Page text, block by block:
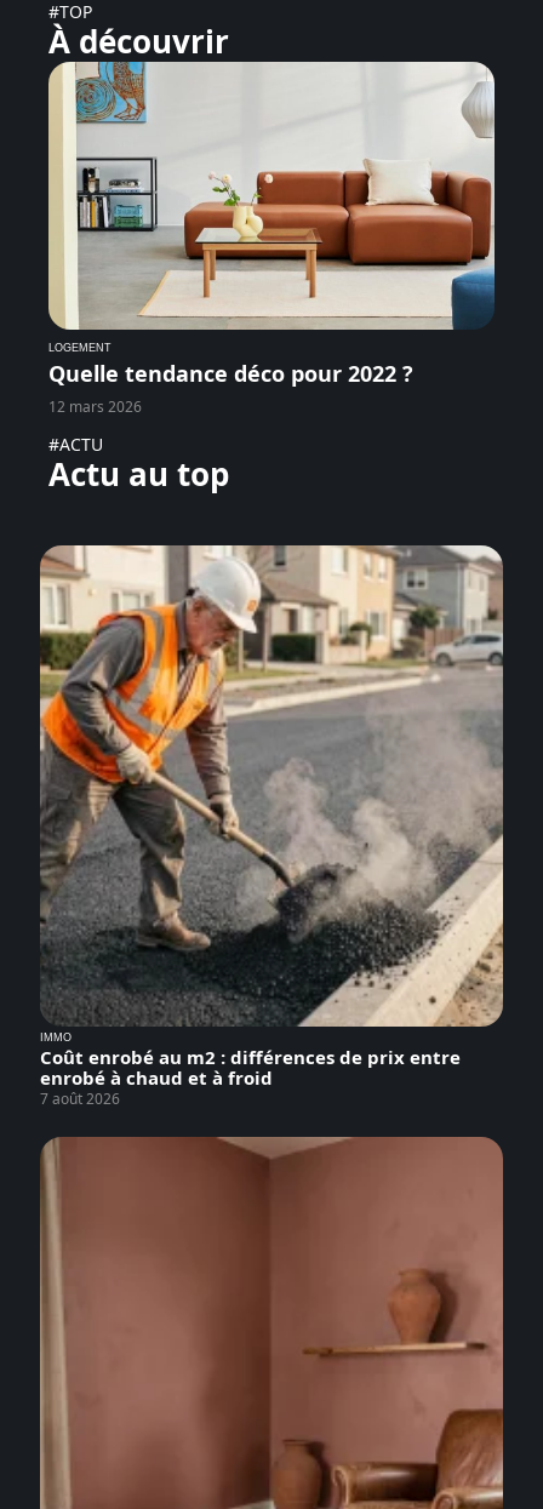
#TOP
À découvrir
LOGEMENT
Quelle tendance déco pour 2022 ?
12 mars 2026
#ACTU
Actu au top
IMMO
Coût enrobé au m2 : différences de prix entre
enrobé à chaud et à froid
7 août 2026